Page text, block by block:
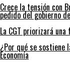
Crece la tensión con
pedido del gobierno
La CGT priorizará
¿Por qué se sostiene
Economía